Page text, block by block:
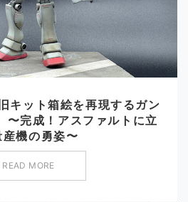
キット箱絵を再現するガン
完成！アスファルトに立
産機の勇姿〜
READ MORE